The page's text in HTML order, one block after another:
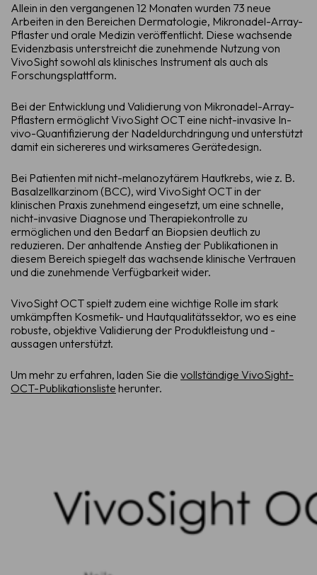
Allein in den vergangenen 12 Monaten wurden 73 neue
Arbeiten in den Bereichen Dermatologie, Mikronadel-Array-
Pflaster und orale Medizin veröffentlicht. Diese wachsende
Evidenzbasis unterstreicht die zunehmende Nutzung von
VivoSight sowohl als klinisches Instrument als auch als
Forschungsplattform.
Bei der Entwicklung und Validierung von Mikronadel-Array-
Pflastern ermöglicht VivoSight OCT eine nicht-invasive In-
vivo-Quantifizierung der Nadeldurchdringung und unterstützt
damit ein sichereres und wirksameres Gerätedesign.
Bei Patienten mit nicht-melanozytärem Hautkrebs, wie z. B.
Basalzellkarzinom (BCC), wird VivoSight OCT in der
klinischen Praxis zunehmend eingesetzt, um eine schnelle,
nicht-invasive Diagnose und Therapiekontrolle zu
ermöglichen und den Bedarf an Biopsien deutlich zu
reduzieren. Der anhaltende Anstieg der Publikationen in
diesem Bereich spiegelt das wachsende klinische Vertrauen
und die zunehmende Verfügbarkeit wider.
VivoSight OCT spielt zudem eine wichtige Rolle im stark
umkämpften Kosmetik- und Hautqualitätssektor, wo es eine
robuste, objektive Validierung der Produktleistung und -
aussagen unterstützt.
Um mehr zu erfahren, laden Sie die vollständige VivoSight-
OCT-Publikationsliste herunter.